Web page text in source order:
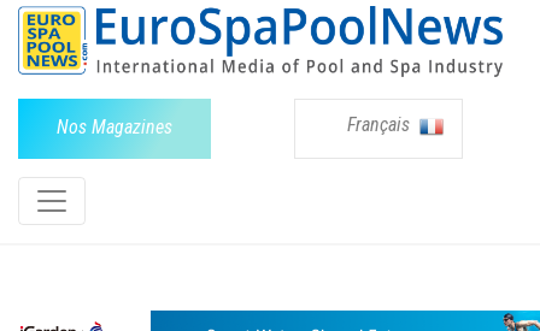
Nos Magazines Français